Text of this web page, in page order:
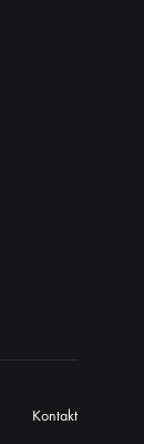
Kontakt